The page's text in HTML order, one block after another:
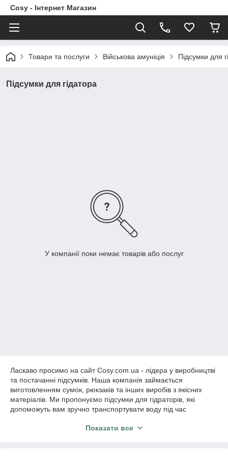
Cosy - Інтернет Магазин
Товари та послуги Військова амуніція Підсумки для
Підсумки для гідатора
У компанії поки немає товарів або послуг
Ласкаво просимо на сайт Cosy.com.ua - лідера у виробництві
та постачанні підсумків. Наша компанія займається
виготовленням сумок, рюкзаків та інших виробів з якісних
матеріалів. Ми пропонуємо підсумки для гідраторів, які
допоможуть вам зручно транспортувати воду під час
Кожен підсумок для гідратора, вироблений нашою
Показати все